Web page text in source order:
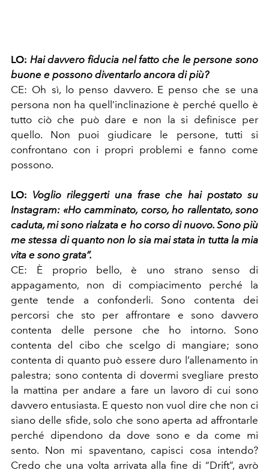
LO: Hai davvero fiducia nel fatto che le persone sono
buone e possono diventarlo ancora di più?
CE: Oh sì, lo penso davvero. E penso che se una
persona non ha quell’inclinazione è perché quello è
tutto ciò che può dare e non la si definisce per
quello. Non puoi giudicare le persone, tutti si
confrontano con i propri problemi e fanno come
possono.
LO: Voglio rileggerti una frase che hai postato su
Instagram: «Ho camminato, corso, ho rallentato, sono
caduta, mi sono rialzata e ho corso di nuovo. Sono più
me stessa di quanto non lo sia mai stata in tutta la mia
vita e sono grata”.
CE: È proprio bello, è uno strano senso di
appagamento, non di compiacimento perché la
gente tende a confonderli. Sono contenta dei
percorsi che sto per affrontare e sono davvero
contenta delle persone che ho intorno. Sono
contenta del cibo che scelgo di mangiare; sono
contenta di quanto può essere duro l’allenamento in
palestra; sono contenta di dovermi svegliare presto
la mattina per andare a fare un lavoro di cui sono
davvero entusiasta. E questo non vuol dire che non ci
siano delle sfide, solo che sono aperta ad affrontarle
perché dipendono da dove sono e da come mi
sento. Non mi spaventano, capisci cosa intendo?
Credo che una volta arrivata alla fine di “Drift”, avrò